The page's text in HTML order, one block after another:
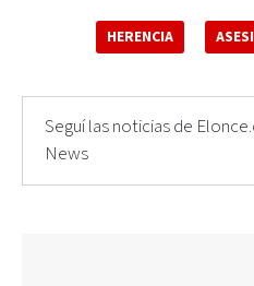
HERENCIA
Seguí las noticias de
News